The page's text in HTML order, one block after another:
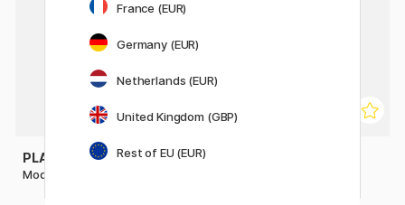
PLAYBOX
Model Figur 30 cm
France (EUR)
Germany (EUR)
Netherlands (EUR)
United Kingdom (GBP)
Rest of EU (EUR)